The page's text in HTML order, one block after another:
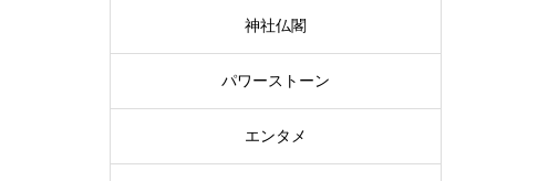
神社仏閣
パワーストーン
エンタメ